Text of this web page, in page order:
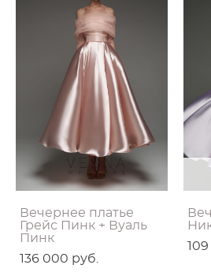
Вечернее платье
Грейс Пинк + Вуаль
Пинк
136 000 pуб.